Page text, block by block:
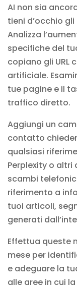
AI non sia
tieni d’occhio
Analizza
specifiche del
copiano gli URL
artificiale.
tue pagine e il
traffico diretto.
Aggiungi un
contatto
qualsiasi
Perplexity o altri
scambi
riferimento a
tuoi articoli,
generati
Effettua queste
mese per
e adeguare la
alle aree in cui